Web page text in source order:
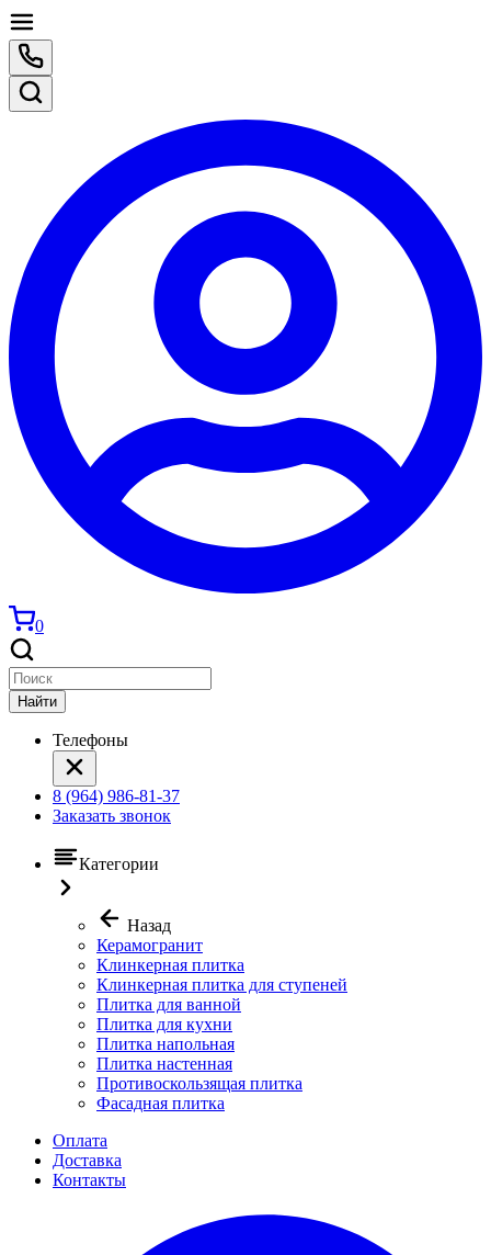
0
Найти
Телефоны
8 (964) 986-81-37
Заказать звонок
Категории
Назад
Керамогранит
Клинкерная плитка
Клинкерная плитка для ступеней
Плитка для ванной
Плитка для кухни
Плитка напольная
Плитка настенная
Противоскользящая плитка
Фасадная плитка
Оплата
Доставка
Контакты